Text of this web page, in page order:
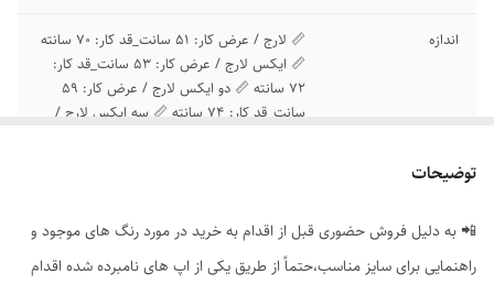
اندازه
📏 لارج / عرض کار: 51 سانت_قد کار: 70 سانته
📏 ایکس لارج / عرض کار: 53 سانت_قد کار:
72 سانته 📏 دو ایکس لارج / عرض کار: 59
سانت_قد کار: 74 سانته 📏 سه ایکس لارج /
توضیحات
📲 به دلیل فروش حضوری قبل از اقدام به خرید در مورد رنگ های موجود و
راهنمایی برای سایز مناسب،حتماً از طریق یکی از اپ های نامبرده شده اقدام